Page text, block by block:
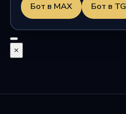
Бот в MAX Бот в TG
×